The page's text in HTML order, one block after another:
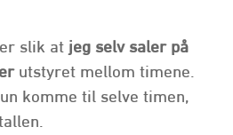
slik at jeg selv saler på
utstyret mellom timene.
komme til selve timen,